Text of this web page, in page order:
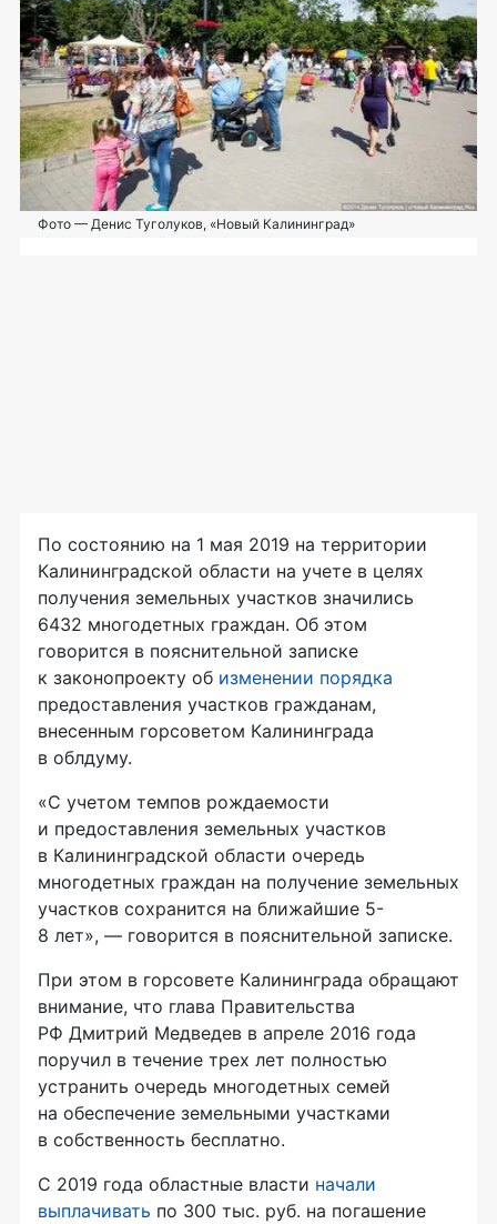
Фото — Денис Туголуков, «Новый Калининград»
По состоянию на 1 мая 2019 на территории
Калининградской области на учете в целях
получения земельных участков значились
6432 многодетных граждан. Об этом
говорится в пояснительной записке
к законопроекту об изменении порядка
предоставления участков гражданам,
внесенным горсоветом Калининграда
в облдуму.
«С учетом темпов рождаемости
и предоставления земельных участков
в Калининградской области очередь
многодетных граждан на получение земельных
участков сохранится на ближайшие 5-
8 лет», — говорится в пояснительной записке.
При этом в горсовете Калининграда обращают
внимание, что глава Правительства
РФ Дмитрий Медведев в апреле 2016 года
поручил в течение трех лет полностью
устранить очередь многодетных семей
на обеспечение земельными участками
в собственность бесплатно.
С 2019 года областные власти начали
выплачивать по 300 тыс. руб. на погашение